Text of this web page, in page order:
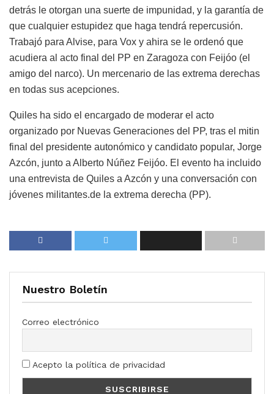
detrás le otorgan una suerte de impunidad, y la garantía de
que cualquier estupidez que haga tendrá repercusión.
Trabajó para Alvise, para Vox y ahira se le ordenó que
acudiera al acto final del PP en Zaragoza con Feijóo (el
amigo del narco). Un mercenario de las extrema derechas
en todas sus acepciones.
Quiles ha sido el encargado de moderar el acto
organizado por Nuevas Generaciones del PP, tras el mitin
final del presidente autonómico y candidato popular, Jorge
Azcón, junto a Alberto Núñez Feijóo. El evento ha incluido
una entrevista de Quiles a Azcón y una conversación con
jóvenes militantes.de la extrema derecha (PP).
Nuestro Boletín
Correo electrónico
Acepto la política de privacidad